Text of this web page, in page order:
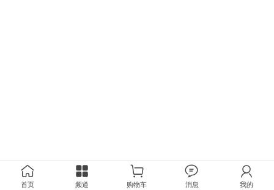
首页 频道 购物车 消息 我的